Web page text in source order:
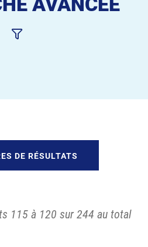
115 à 120 sur 244 au total
DE RÉSULTATS